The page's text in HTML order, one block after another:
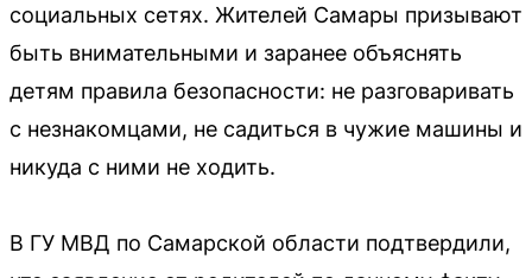
социальных сетях. Жителей Самары призывают
быть внимательными и заранее объяснять
детям правила безопасности: не разговаривать
с незнакомцами, не садиться в чужие машины и
никуда с ними не ходить.
В ГУ МВД по Самарской области подтвердили,